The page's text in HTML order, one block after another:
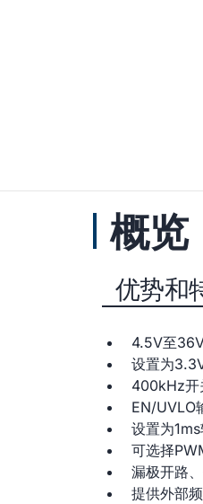
概览
优势和
4.5V至
设置为
400kHz开
EN/UVLO
设置为
可选择
漏极开路
提供外部